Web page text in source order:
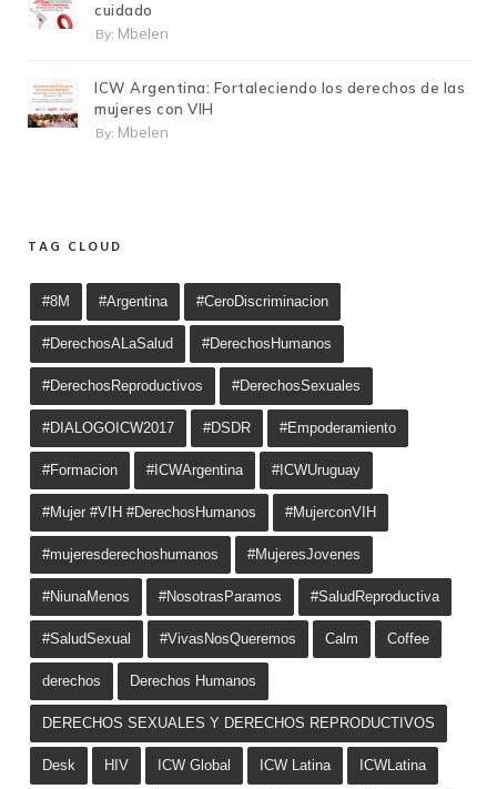
cuidado
By: Mbelen
ICW Argentina: Fortaleciendo los derechos de las
mujeres con VIH
By: Mbelen
TAG CLOUD
#8M #Argentina #CeroDiscriminacion
#DerechosALaSalud #DerechosHumanos
#DerechosReproductivos #DerechosSexuales
#DIALOGOICW2017 #DSDR #Empoderamiento
#Formacion #ICWArgentina #ICWUruguay
#Mujer #VIH #DerechosHumanos #MujerconVIH
#mujeresderechoshumanos #MujeresJovenes
#NiunaMenos #NosotrasParamos #SaludReproductiva
#SaludSexual #VivasNosQueremos Calm Coffee
derechos Derechos Humanos
DERECHOS SEXUALES Y DERECHOS REPRODUCTIVOS
Desk HIV ICW Global ICW Latina ICWLatina